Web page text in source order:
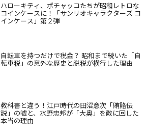
ハローキティ、ポチャッコたちが昭和レトロな
コインケースに！「サンリオキャラクターズ コ
インケース」第２弾
自転車を持つだけで税金？ 昭和まで続いた「自
転車税」の意外な歴史と脱税が横行した理由
教科書と違う！江戸時代の田沼意次「賄賂伝
説」の嘘と、水野忠邦が「大奥」を敵に回した
本当の理由